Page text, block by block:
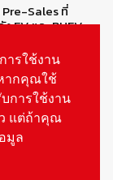
Sales ที่
EV และ PHEV
ชิงส่วนแบ่งตลาด
ารใช้งาน
ากคุณใช้
การใช้งาน
แต่ถ้าคุณ
มูล